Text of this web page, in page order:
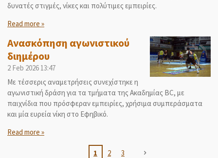
δυνατές στιγμές, νίκες και πολύτιμες εμπειρίες.
Read more »
Ανασκόπηση αγωνιστικού
διημέρου
2 Feb 2026 13:47
Με τέσσερις αναμετρήσεις συνεχίστηκε η
αγωνιστική δράση για τα τμήματα της Ακαδημίας BC, με
παιχνίδια που πρόσφεραν εμπειρίες, χρήσιμα συμπεράσματα
και μία ευρεία νίκη στο Εφηβικό.
Read more »
1 2 3